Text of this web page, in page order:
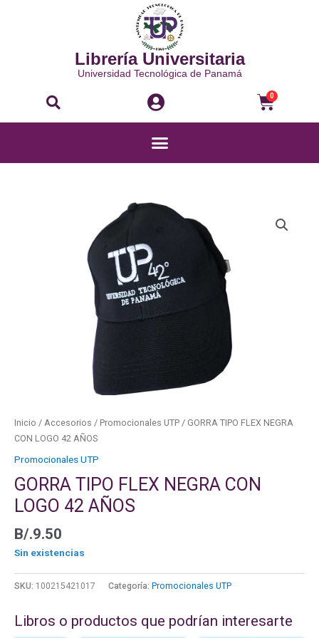
Librería Universitaria
Universidad Tecnológica de Panamá
Buscar 0
Menú
Inicio / Accesorios / Promocionales UTP / GORRA TIPO FLEX NEGRA
CON LOGO 42 AÑOS
Promocionales UTP
GORRA TIPO FLEX NEGRA CON
LOGO 42 AÑOS
B/.9.50
Sin existencias
SKU: 100215421017 Categoría: Promocionales UTP
Libros o productos que podrían interesarte